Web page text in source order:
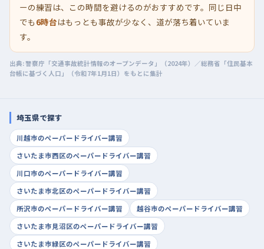
ーの練習は、この時間を避けるのがおすすめです。同じ日中
でも 6時台はもっとも事故が少なく、道が落ち着いていま
す。
出典: 警察庁「交通事故統計情報のオープンデータ」（2024年）／総務省「住民基本
台帳に基づく人口」（令和7年1月1日）をもとに集計
埼玉県で探す
川越市のペーパードライバー講習
さいたま市西区のペーパードライバー講習
川口市のペーパードライバー講習
さいたま市北区のペーパードライバー講習
所沢市のペーパードライバー講習
越谷市のペーパードライバー講習
さいたま市見沼区のペーパードライバー講習
さいたま市緑区のペーパードライバー講習